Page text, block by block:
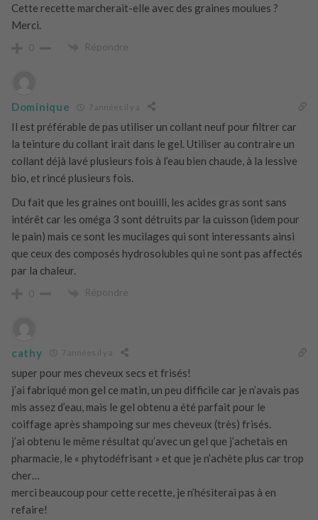
Cette recette marcherait-elle avec des graines moulues ?
Merci.
0 Répondre
Dominique 7 années il y a
Il est préférable de pas utiliser un collant neuf pour filtrer car
la teinture du collant irait dans le gel. Utiliser au contraire un
collant déjà lavé plusieurs fois à l’eau bien chaude, à la lessive
bio, et rincé plusieurs fois.
Du fait que les graines ont bouilli, les acides gras sont sans
intérêt car les oméga 3 sont détruits par la cuisson (idem pour
le pain) mais ce sont les mucilages qui sont interessants ainsi
que ceux des composés hydrosolubles qui ne sont pas affectés
par la chaleur.
0 Répondre
cathy 7 années il y a
super pour mes cheveux secs et frisés!
j’ai fabriqué mon gel ce matin, un peu difficile car je n’avais pas
mis assez d’eau, mais le gel obtenu a été parfait pour le
coiffage après shampoing sur mes cheveux (très) frisés.
j’ai obtenu le même résultat qu’avec un gel que j’achetais en
pharmacie, le « phytodéfrisant » et que je n’achète plus car trop
cher…
merci beaucoup pour cette recette, je n’hésiterai pas à en
refaire!